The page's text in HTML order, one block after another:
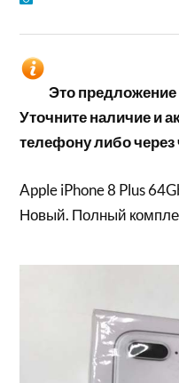
Это
Уточните наличие и
телефону либо через
Apple iPhone 8 Plus
Новый. Полный